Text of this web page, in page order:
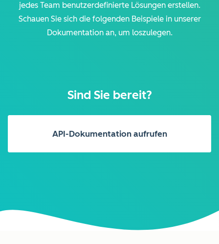
jedes Team benutzerdefinierte Lösungen erstellen.
Schauen Sie sich die folgenden Beispiele in unserer
Dokumentation an, um loszulegen.
Sind Sie bereit?
API-Dokumentation aufrufen